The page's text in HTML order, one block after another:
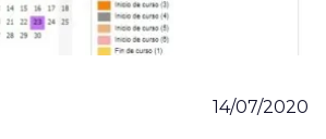
14/07/2020